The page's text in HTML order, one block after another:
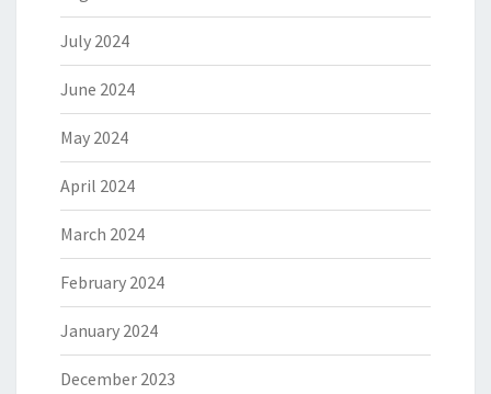
July 2024
June 2024
May 2024
April 2024
March 2024
February 2024
January 2024
December 2023